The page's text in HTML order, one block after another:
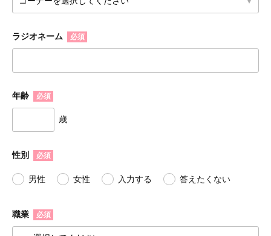
ラジオネーム 必須
年齢 必須
歳
性別 必須
男性 女性 入力する 答えたくない
職業 必須